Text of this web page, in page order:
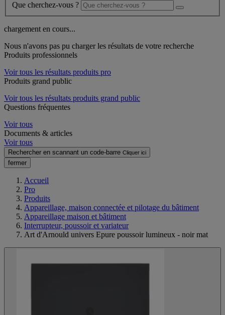
Que cherchez-vous ?
chargement en cours...
Nous n'avons pas pu charger les résultats de votre recherche
Produits professionnels
Voir tous les résultats produits pro
Produits grand public
Voir tous les résultats produits grand public
Questions fréquentes
Voir tous
Documents & articles
Voir tous
Rechercher en scannant un code-barre Cliquer ici
fermer
Accueil
Pro
Produits
Appareillage, maison connectée et pilotage du bâtiment
Appareillage maison et bâtiment
Interrupteur, poussoir et variateur
Art d'Arnould univers Epure poussoir lumineux - noir mat